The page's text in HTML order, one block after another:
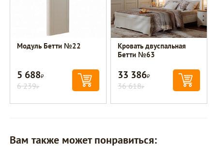
Модуль Бетти №22
5 688Р
6 239Р
Кровать двуспальная
Бетти №63
33 386Р
36 618Р
Вам также может понравиться: